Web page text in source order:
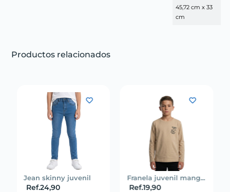
45,72 cm x 33
cm
Productos relacionados
Jean skinny juvenil
Ref.24,90
Franela juvenil mang...
Ref.19,90